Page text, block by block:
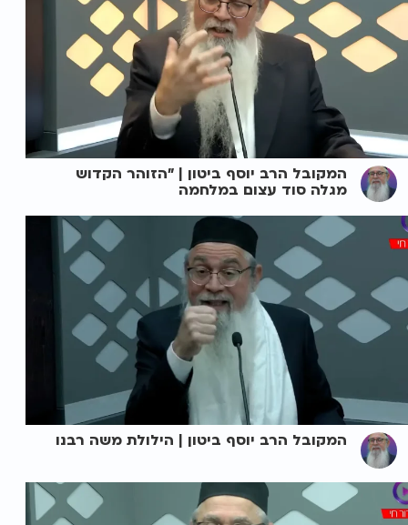
המקובל הרב יוסף ביטון | "הזוהר הקדוש
מגלה סוד עצום במלחמה
המקובל הרב יוסף ביטון | הילולת משה רבנו